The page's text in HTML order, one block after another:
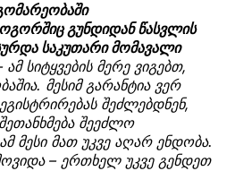
გუნდიდან წასვლის
საკუთარი მომავალი
ამ სიტყვების მერე ვიგებთ,
მესიმ გარანტია ვერ
შეძლებდნენ,
შეეძლო
მესი მათ უკვე აღარ ენდობა.
– ერთხელ უკვე გენდეთ